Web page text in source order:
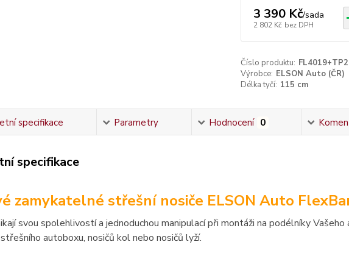
3 390 Kč/sada
2 802 Kč bez DPH
Číslo produktu:
Výrobce: ELSON Auto (ČR)
Délka tyčí: 115 cm
specifikace Parametry Hodnocení 0
specifikace
zamykatelné střešní nosiče ELSON Auto
svou spolehlivostí a jednoduchou manipulací při montáži na podélníky
autoboxu, nosičů kol nebo nosičů lyží.